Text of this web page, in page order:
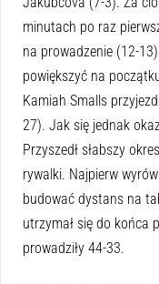
minutach po raz
na prowadzenie (12-
powiększyć na
Kamiah Smalls
27). Jak się jednak
Przyszedł słabszy
rywalki. Najpierw
budować dystans na
utrzymał się do końca
prowadziły 44-33.